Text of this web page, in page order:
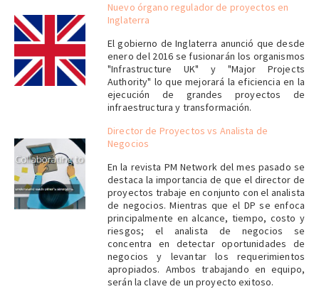
Nuevo órgano regulador de proyectos en
Inglaterra
El gobierno de Inglaterra anunció que desde
enero del 2016 se fusionarán los organismos
"Infrastructure UK" y "Major Projects
Authority" lo que mejorará la eficiencia en la
ejecución de grandes proyectos de
infraestructura y transformación.
Director de Proyectos vs Analista de
Negocios
En la revista PM Network del mes pasado se
destaca la importancia de que el director de
proyectos trabaje en conjunto con el analista
de negocios. Mientras que el DP se enfoca
principalmente en alcance, tiempo, costo y
riesgos; el analista de negocios se
concentra en detectar oportunidades de
negocios y levantar los requerimientos
apropiados. Ambos trabajando en equipo,
serán la clave de un proyecto exitoso.